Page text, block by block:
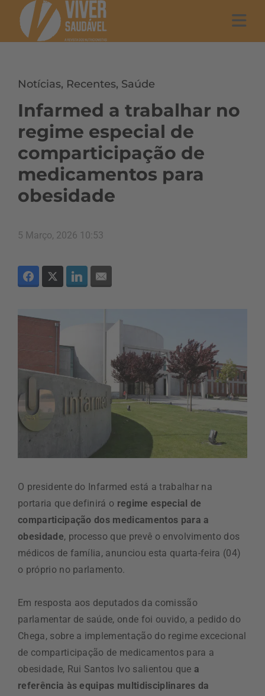
Notícias, Recentes, Saúde
Infarmed a trabalhar no
regime especial de
comparticipação de
medicamentos para
obesidade
5 Março, 2026 10:53
O presidente do Infarmed está a trabalhar na
portaria que definirá o regime especial de
comparticipação dos medicamentos para a
obesidade, processo que prevê o envolvimento dos
médicos de família, anunciou esta quarta-feira (04)
o próprio no parlamento.
Em resposta aos deputados da comissão
parlamentar de saúde, onde foi ouvido, a pedido do
Chega, sobre a implementação do regime excecional
de comparticipação de medicamentos para a
obesidade, Rui Santos Ivo salientou que a
referência às equipas multidisciplinares da